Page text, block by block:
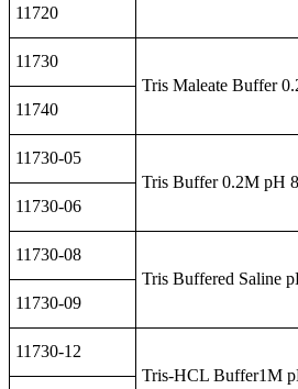
11720
11730
Tris Maleate Buffer
11740
11730-05
Tris Buffer 0.2M pH
11730-06
11730-08
Tris Buffered Saline
11730-09
11730-12
Tris-HCL Buffer1M